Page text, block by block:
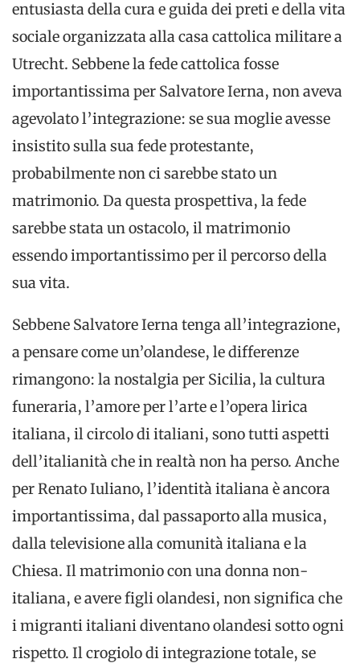
entusiasta della cura e guida dei preti e della vita
sociale organizzata alla casa cattolica militare a
Utrecht. Sebbene la fede cattolica fosse
importantissima per Salvatore Ierna, non aveva
agevolato l’integrazione: se sua moglie avesse
insistito sulla sua fede protestante,
probabilmente non ci sarebbe stato un
matrimonio. Da questa prospettiva, la fede
sarebbe stata un ostacolo, il matrimonio
essendo importantissimo per il percorso della
sua vita.
Sebbene Salvatore Ierna tenga all’integrazione,
a pensare come un’olandese, le differenze
rimangono: la nostalgia per Sicilia, la cultura
funeraria, l’amore per l’arte e l’opera lirica
italiana, il circolo di italiani, sono tutti aspetti
dell’italianità che in realtà non ha perso. Anche
per Renato Iuliano, l’identità italiana è ancora
importantissima, dal passaporto alla musica,
dalla televisione alla comunità italiana e la
Chiesa. Il matrimonio con una donna non-
italiana, e avere figli olandesi, non significa che
i migranti italiani diventano olandesi sotto ogni
rispetto. Il crogiolo di integrazione totale, se